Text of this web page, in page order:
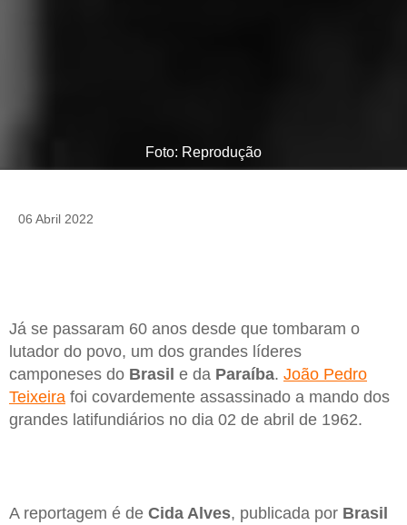
Foto: Reprodução
06 Abril 2022
Já se passaram 60 anos desde que tombaram o
lutador do povo, um dos grandes líderes
camponeses do Brasil e da Paraíba. João Pedro
Teixeira foi covardemente assassinado a mando dos
grandes latifundiários no dia 02 de abril de 1962.
A reportagem é de Cida Alves, publicada por Brasil